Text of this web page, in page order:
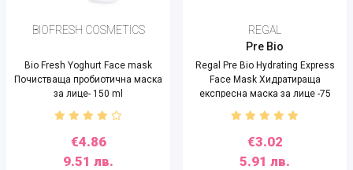
BIOFRESH COSMETICS
Bio Fresh Yoghurt Face mask
Почистваща пробиотична маска
за лице- 150 ml
€4.86
9.51 лв.
REGAL
Pre Bio
Regal Pre Bio Hydrating Express
Face Mask Хидратираща
експресна маска за лице -75
мл.
€3.02
5.91 лв.